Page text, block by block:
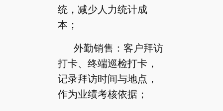
统，减少人力统计成
本；
外勤销售：客户拜访
打卡、终端巡检打卡，
记录拜访时间与地点，
作为业绩考核依据；